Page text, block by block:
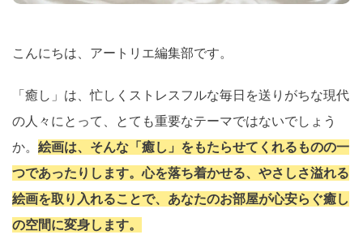
こんにちは、アートリエ編集部です。
「癒し」は、忙しくストレスフルな毎日を送りがちな現代
の人々にとって、とても重要なテーマではないでしょう
か。 絵画は、そんな「癒し」をもたらせてくれるものの一
つであったりします。心を落ち着かせる、やさしさ溢れる
絵画を取り入れることで、あなたのお部屋が心安らぐ癒し
の空間に変身します。